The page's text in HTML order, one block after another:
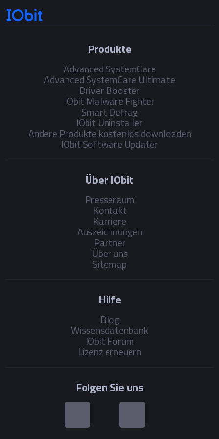
Produkte
Advanced SystemCare
Advanced SystemCare Ultimate
Driver Booster
IObit Malware Fighter
Smart Defrag
IObit Uninstaller
Andere Produkte kostenlos downloaden
IObit Software Updater
Über IObit
Presseraum
Kontakt
Karriere
Auszeichnungen
Partner
Über uns
Sitemap
Hilfe
Blog
Wissensdatenbank
IObit Forum
Lizenz erneuern
Folgen Sie uns